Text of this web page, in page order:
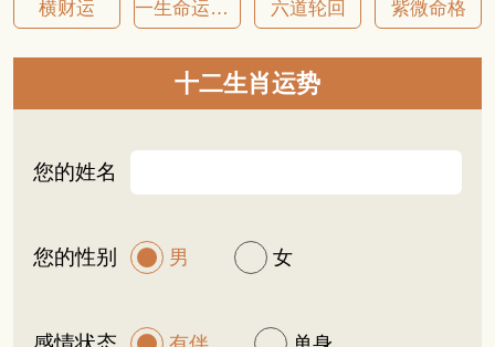
横财运 一生命运详批 六道轮回 紫微命格
十二生肖运势
您的姓名
您的性别 男 女